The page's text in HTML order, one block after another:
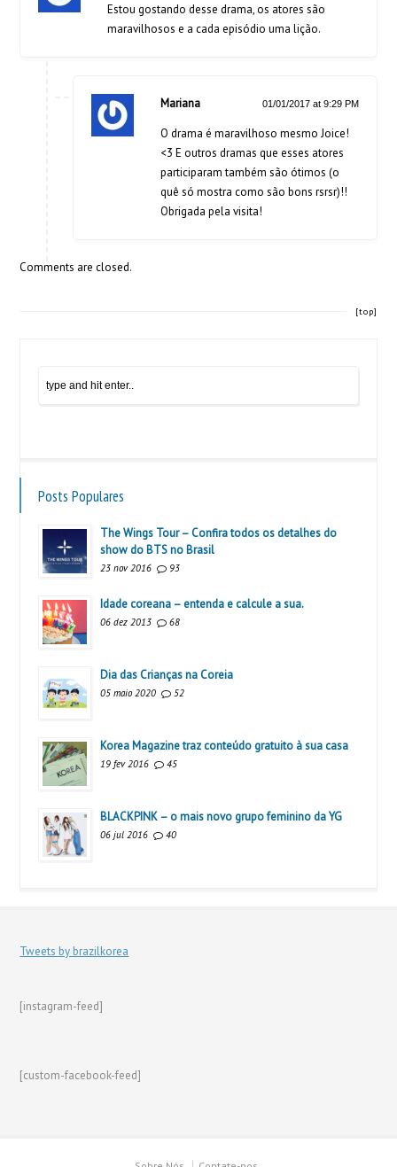
Estou gostando desse drama, os atores são
maravilhosos e a cada episódio uma lição.
Mariana 01/01/2017 at 9:29 PM
O drama é maravilhoso mesmo Joice!
<3 E outros dramas que esses atores
participaram também são ótimos (o
quê só mostra como são bons rsrsr)!!
Obrigada pela visita!
Comments are closed.
[top]
Posts Populares
The Wings Tour – Confira todos os detalhes do
show do BTS no Brasil
23 nov 2016 93
Idade coreana – entenda e calcule a sua.
06 dez 2013 68
Dia das Crianças na Coreia
05 maio 2020 52
Korea Magazine traz conteúdo gratuito à sua casa
19 fev 2016 45
BLACKPINK – o mais novo grupo feminino da YG
06 jul 2016 40
Tweets by brazilkorea
[instagram-feed]
[custom-facebook-feed]